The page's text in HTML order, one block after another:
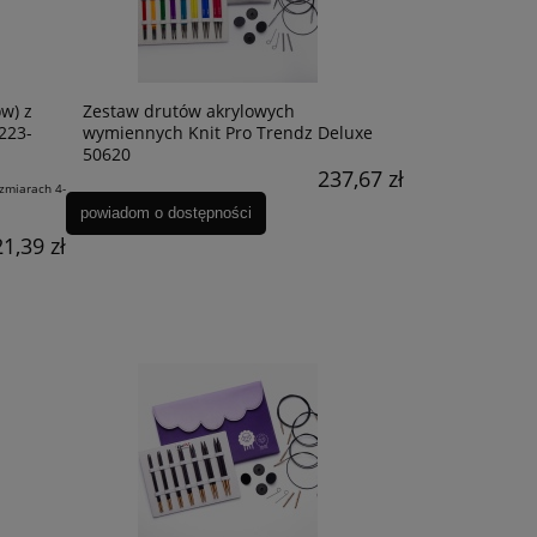
z
4-
zł
Zestaw drutów akrylowych
wymiennych Knit Pro Trendz Deluxe
50620
237,67 zł
powiadom o dostępności